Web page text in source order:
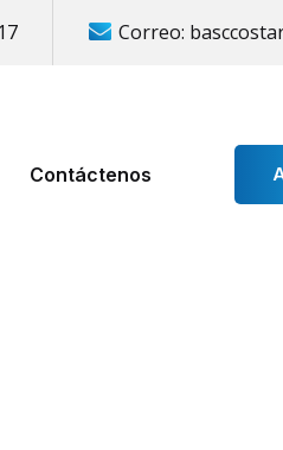
Correo:
Contáctenos